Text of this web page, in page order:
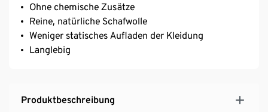
Ohne chemische Zusätze
Reine, natürliche Schafwolle
Weniger statisches Aufladen der Kleidung
Langlebig
Produktbeschreibung